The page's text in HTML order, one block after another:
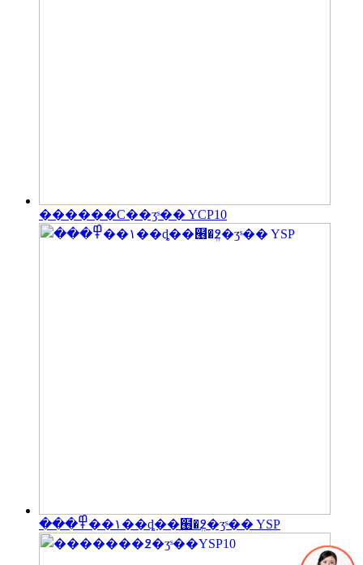
������С��ӡˢ�� YCP10
���١��߾��ȡ��๦�ܸ߶�ӡˢ�� YSP